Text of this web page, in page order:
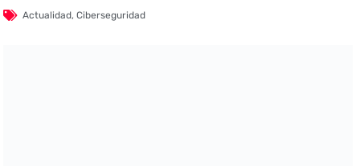
Actualidad,Ciberseguridad